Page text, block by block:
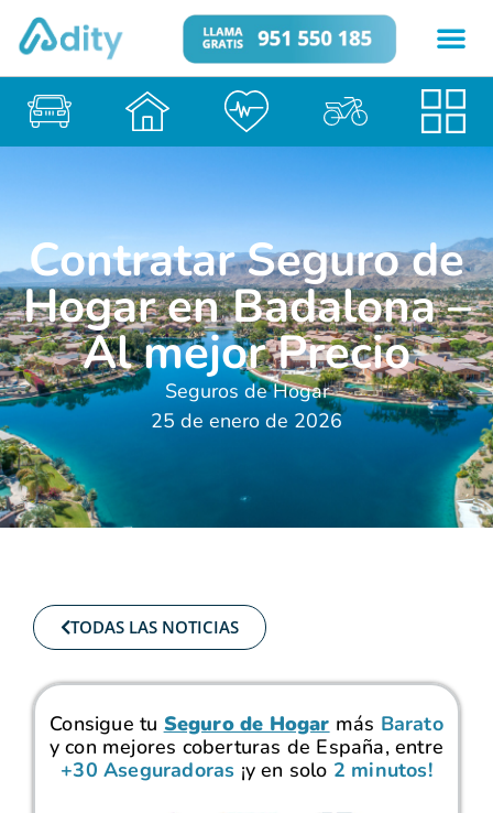
Contratar Seguro de
Hogar en Badalona –
Al mejor Precio
Seguros de Hogar
25 de enero de 2026
TODAS LAS NOTICIAS
Consigue tu Seguro de Hogar más Barato
y con mejores coberturas de España, entre
+30 Aseguradoras ¡y en solo 2 minutos!